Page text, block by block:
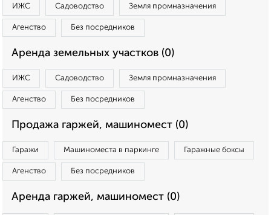
ИЖС Садоводство Земля промназначения
Агенство Без посредников
Аренда земельных участков (0)
ИЖС Садоводство Земля промназначения
Агенство Без посредников
Продажа гаржей, машиномест (0)
Гаражи Машиноместа в паркинге Гаражные боксы
Агенство Без посредников
Аренда гаржей, машиномест (0)